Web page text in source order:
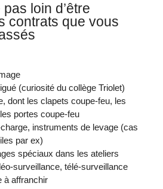
loin d’être
contrats que vous
(curiosité du collège Triolet)
dont les clapets coupe-feu, les
portes coupe-feu
instruments de levage (cas
par ex)
spéciaux dans les ateliers
surveillance, télé-surveillance
à affranchir